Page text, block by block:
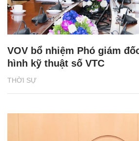
THỜI SỰ
VOV bổ nhiệm Phó giám
hình kỹ thuật số VTC